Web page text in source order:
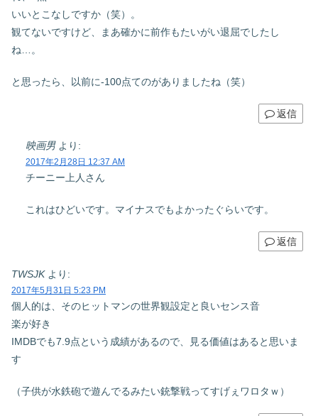
いいとこなしですか（笑）。
観てないですけど、まあ確かに前作もたいがい退屈でしたし
ね…。
と思ったら、以前に-100点てのがありましたね（笑）
返信
映画男 より:
2017年2月28日 12:37 AM
チーニー上人さん
これはひどいです。マイナスでもよかったぐらいです。
返信
TWSJK より:
2017年5月31日 5:23 PM
個人的は、そのヒットマンの世界観設定と良いセンス音
楽が好き
IMDBでも7.9点という成績があるので、見る価値はあると思いま
す
（子供が水鉄砲で遊んでるみたい銃撃戦ってすげぇワロタｗ）